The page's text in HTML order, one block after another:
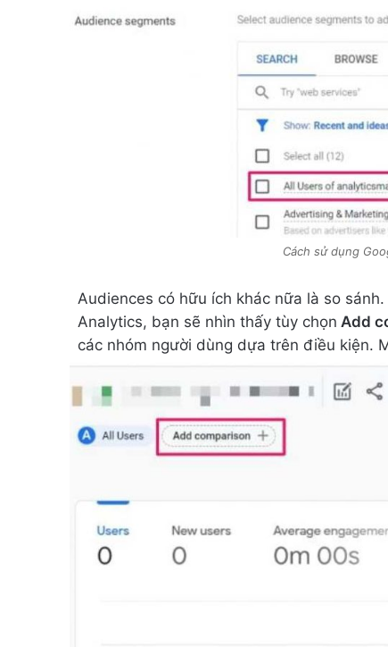
Cách sử dụng
Audiences có hữu ích khác nữa là so
Analytics, bạn sẽ nhìn thấy tùy chọn Add
các nhóm người dùng dựa trên điều kiện.